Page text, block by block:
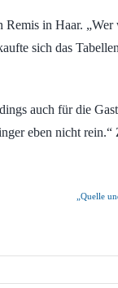
in Haar.
sich das
auch für die
eben nicht
„Quelle